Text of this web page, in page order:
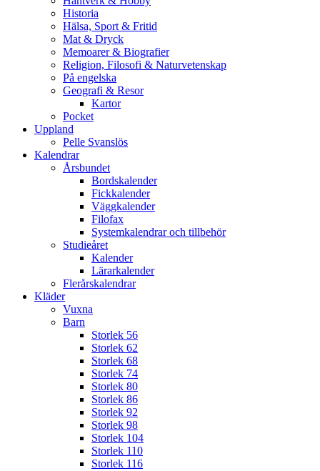
Historia
Hälsa, Sport & Fritid
Mat & Dryck
Memoarer & Biografier
Religion, Filosofi & Naturvetenskap
På engelska
Geografi & Resor
Kartor
Pocket
Uppland
Pelle Svanslös
Kalendrar
Årsbundet
Bordskalender
Fickkalender
Väggkalender
Filofax
Systemkalendrar och tillbehör
Studieåret
Kalender
Lärarkalender
Flerårskalendrar
Kläder
Vuxna
Barn
Storlek 56
Storlek 62
Storlek 68
Storlek 74
Storlek 80
Storlek 86
Storlek 92
Storlek 98
Storlek 104
Storlek 110
Storlek 116